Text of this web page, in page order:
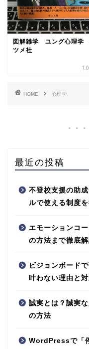
図解雑学 ユング心理学
ツメ社
HOME 心理学
最近の投稿
不登校支援の助
ルで使える制度
エモーションコ
の方法まで徹底
ビジョンボード
叶わない理由と
誠実とは？誠実
の方法
WordPressで「